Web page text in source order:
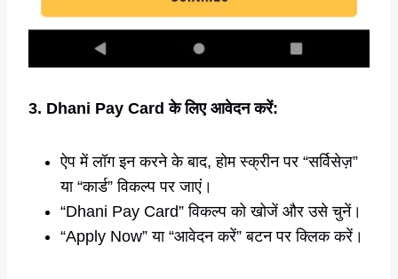
3. Dhani Pay Card के लिए आवेदन करें:
ऐप में लॉग इन करने के बाद, होम स्क्रीन पर “सर्विसेज़”
या “कार्ड” विकल्प पर जाएं।
“Dhani Pay Card” विकल्प को खोजें और उसे चुनें।
“Apply Now” या “आवेदन करें” बटन पर क्लिक करें।